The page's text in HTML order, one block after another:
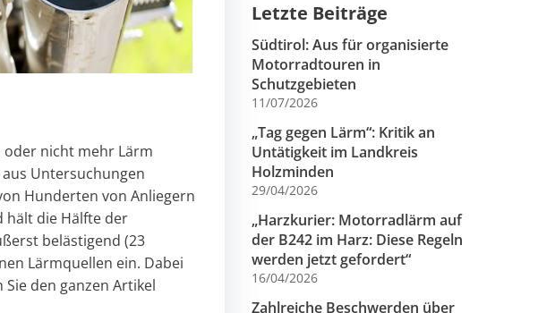
oder nicht mehr Lärm
Untersuchungen
Hunderten von Anliegern
hält die Hälfte der
belästigend (23
Lärmquellen ein. Dabei
Sie den ganzen Artikel
Letzte Beiträge
Südtirol: Aus für organisierte
Motorradtouren in
Schutzgebieten
11/07/2026
„Tag gegen Lärm“: Kritik an
Untätigkeit im Landkreis
Holzminden
29/04/2026
„Harzkurier: Motorradlärm auf
der B242 im Harz: Diese Regeln
werden jetzt gefordert“
16/04/2026
Zahlreiche Beschwerden über